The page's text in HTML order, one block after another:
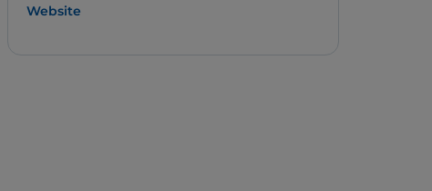
Website